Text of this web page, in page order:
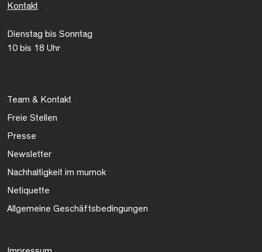
Kontakt
Dienstag bis Sonntag
10 bis 18 Uhr
Team & Kontakt
Freie Stellen
Presse
Newsletter
Nachhaltigkeit im mumok
Netiquette
Allgemeine Geschäftsbedingungen